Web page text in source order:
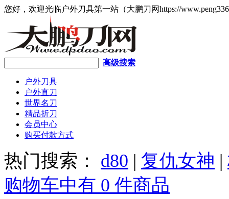
您好，欢迎光临户外刀具第一站（大鹏刀网https://
高级搜索
户外刀具
户外直刀
世界名刀
精品折刀
会员中心
购买付款方式
热门搜索： d80 | 复仇女神 |
购物车中有 0 件商品